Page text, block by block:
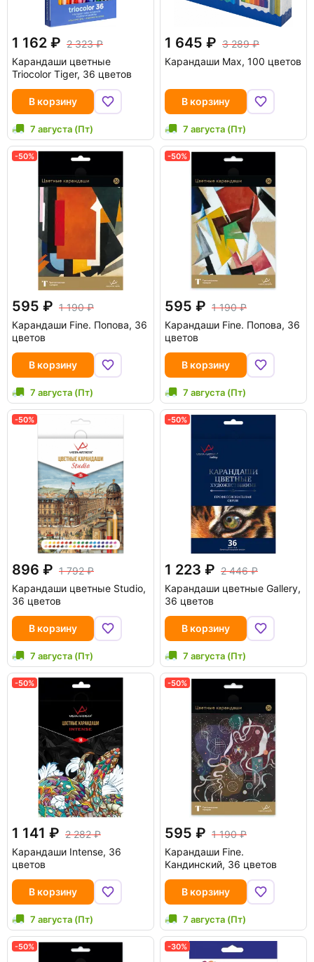
1 162
2 323
Карандаши цветные
Triocolor Tiger, 36 цветов
В корзину
7 августа (Пт)
1 645
3 289
Карандаши Max, 100 цветов
В корзину
7 августа (Пт)
-50%
595
1 190
Карандаши Fine. Попова, 36
цветов
В корзину
7 августа (Пт)
-50%
595
1 190
Карандаши Fine. Попова, 36
цветов
В корзину
7 августа (Пт)
-50%
896
1 792
Карандаши цветные Studio,
36 цветов
В корзину
7 августа (Пт)
-50%
1 223
2 446
Карандаши цветные Gallery,
36 цветов
В корзину
7 августа (Пт)
-50%
1 141
2 282
Карандаши Intense, 36
цветов
В корзину
7 августа (Пт)
-50%
595
1 190
Карандаши Fine.
Кандинский, 36 цветов
В корзину
7 августа (Пт)
-50% -30%